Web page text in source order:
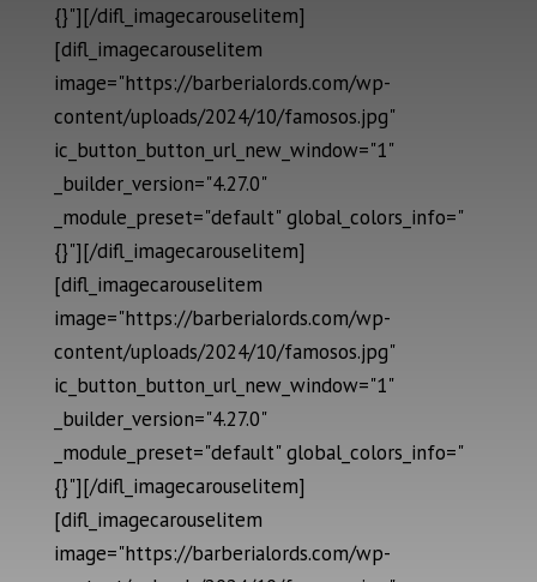
{}"][/difl_imagecarouselitem]
[difl_imagecarouselitem
image="https://barberialords.com/wp-
content/uploads/2024/10/famosos.jpg"
ic_button_button_url_new_window="1"
_builder_version="4.27.0"
_module_preset="default" global_colors_info="
{}"][/difl_imagecarouselitem]
[difl_imagecarouselitem
image="https://barberialords.com/wp-
content/uploads/2024/10/famosos.jpg"
ic_button_button_url_new_window="1"
_builder_version="4.27.0"
_module_preset="default" global_colors_info="
{}"][/difl_imagecarouselitem]
[difl_imagecarouselitem
image="https://barberialords.com/wp-